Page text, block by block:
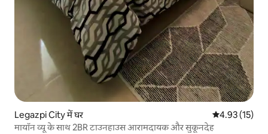
Legazpi City में घर औसत रेटिंग 5 में
4.93 (15)
मायॉन व्यू के साथ 2BR टाउनहाउस आरामदायक और सुकूनदेह